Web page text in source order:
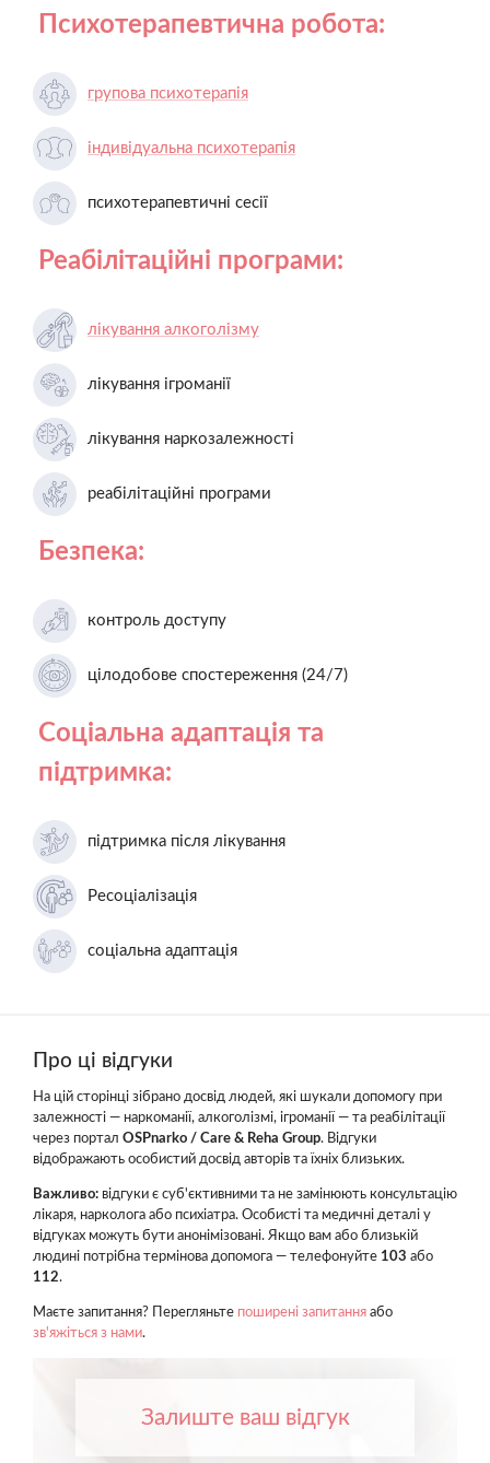
Психотерапевтична робота:
групова психотерапія
індивідуальна психотерапія
психотерапевтичні сесії
Реабілітаційні програми:
лікування алкоголізму
лікування ігроманії
лікування наркозалежності
реабілітаційні програми
Безпека:
контроль доступу
цілодобове спостереження (24/7)
Соціальна адаптація та
підтримка:
підтримка після лікування
Ресоціалізація
соціальна адаптація
Про ці відгуки
На цій сторінці зібрано досвід людей, які шукали допомогу при
залежності — наркоманії, алкоголізмі, ігроманії — та реабілітації
через портал OSPnarko / Care & Reha Group. Відгуки
відображають особистий досвід авторів та їхніх близьких.
Важливо: відгуки є суб'єктивними та не замінюють консультацію
лікаря, нарколога або психіатра. Особисті та медичні деталі у
відгуках можуть бути анонімізовані. Якщо вам або близькій
людині потрібна термінова допомога — телефонуйте 103 або
112.
Маєте запитання? Перегляньте поширені запитання або
зв'яжіться з нами.
Залиште ваш відгук